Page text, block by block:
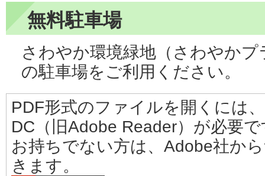
無料駐車場
さわやか環境緑地（さわやか
の駐車場をご利用ください。
PDF形式のファイルを開くには
DC（旧Adobe Reader）が必要
お持ちでない方は、Adobe社か
きます。